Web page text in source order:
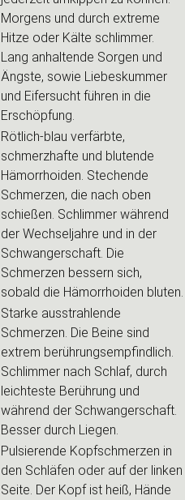
Morgens und durch extreme
Hitze oder Kälte schlimmer.
Lang anhaltende Sorgen und
Ängste, sowie Liebeskummer
und Eifersucht führen in die
Erschöpfung.
Rötlich-blau verfärbte,
schmerzhafte und blutende
Hämorrhoiden. Stechende
Schmerzen, die nach oben
schießen. Schlimmer während
der Wechseljahre und in der
Schwangerschaft. Die
Schmerzen bessern sich,
sobald die Hämorrhoiden bluten.
Starke ausstrahlende
Schmerzen. Die Beine sind
extrem berührungsempfindlich.
Schlimmer nach Schlaf, durch
leichteste Berührung und
während der Schwangerschaft.
Besser durch Liegen.
Pulsierende Kopfschmerzen in
den Schläfen oder auf der linken
Seite. Der Kopf ist heiß, Hände